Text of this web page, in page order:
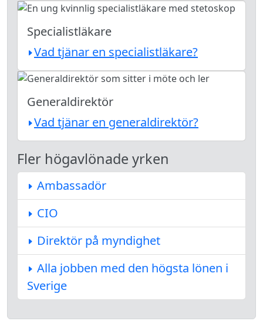
Specialistläkare
Vad tjänar en specialistläkare?
Generaldirektör
Vad tjänar en generaldirektör?
Fler högavlönade yrken
Ambassadör
CIO
Direktör på myndighet
Alla jobben med den högsta lönen i
Sverige